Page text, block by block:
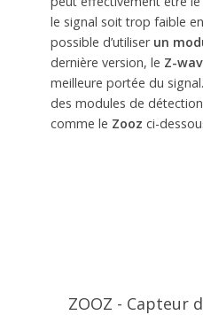
le signal soit trop faible
possible d’utiliser un
dernière version, le Z-
meilleure portée du
des modules de
comme le Zooz ci-
ZOOZ - Capteur